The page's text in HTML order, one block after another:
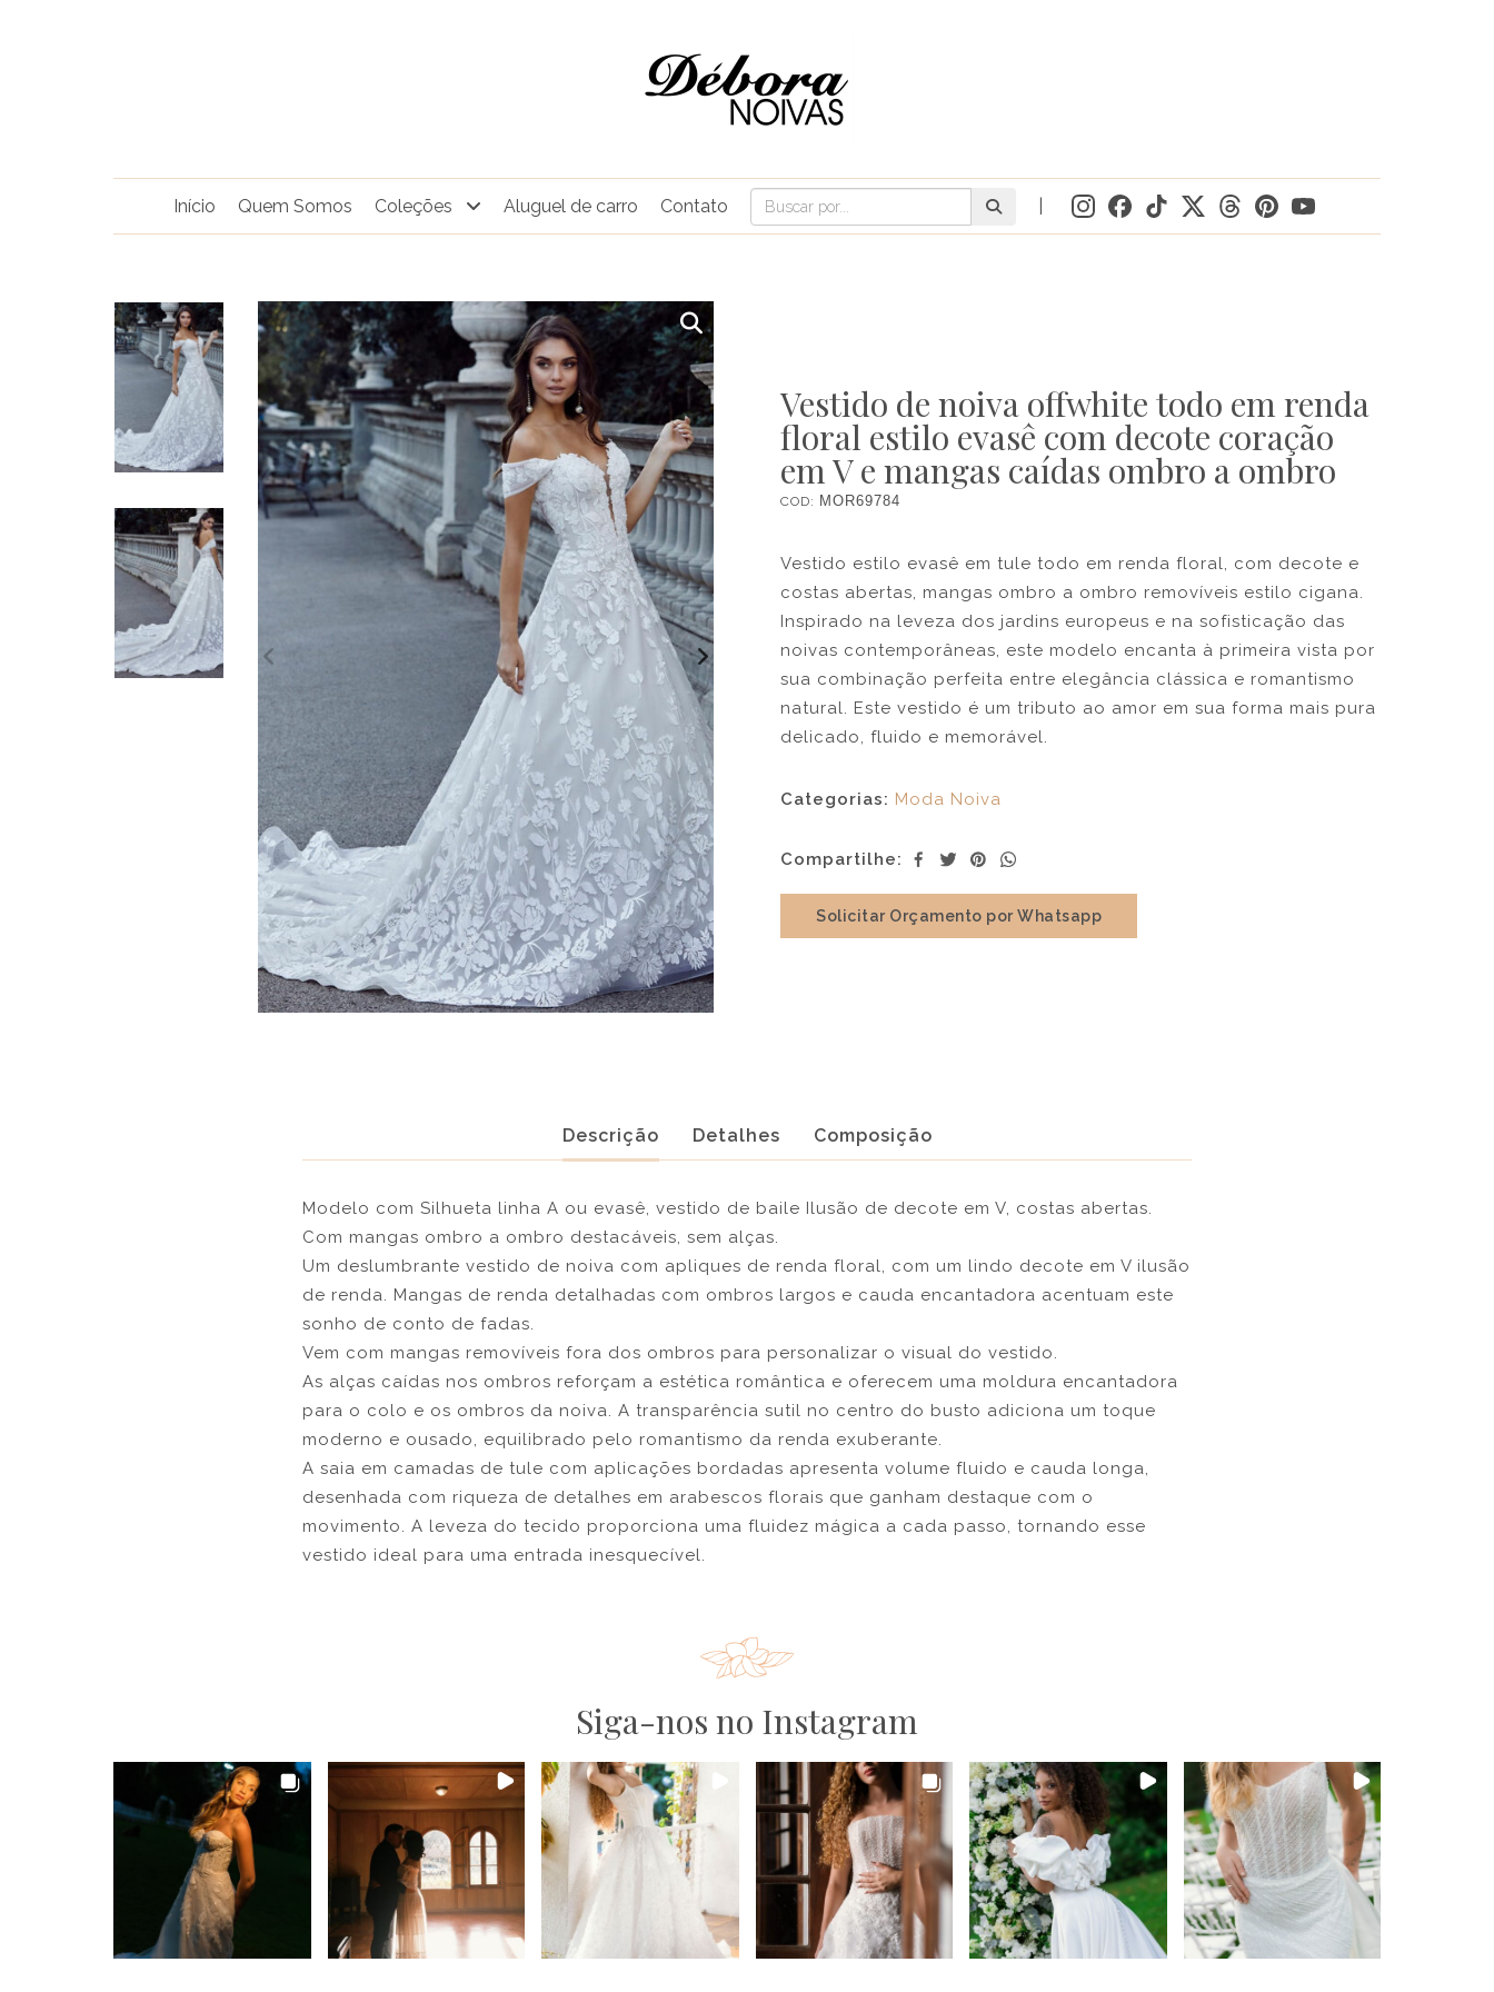
Início Quem Somos Coleções Aluguel de carro Contato
Vestido de noiva offwhite todo em renda
floral estilo evasê com decote coração
em V e mangas caídas ombro a ombro
COD: MOR69784
Vestido estilo evasê em tule todo em renda floral, com decote e
costas abertas, mangas ombro a ombro removíveis estilo cigana.
Inspirado na leveza dos jardins europeus e na sofisticação das
noivas contemporâneas, este modelo encanta à primeira vista por
sua combinação perfeita entre elegância clássica e romantismo
natural. Este vestido é um tributo ao amor em sua forma mais pura
delicado, fluido e memorável.
Categorias: Moda Noiva
Compartilhe:
Solicitar Orçamento por Whatsapp
Descrição Detalhes Composição
Modelo com Silhueta linha A ou evasê, vestido de baile Ilusão de decote em V, costas abertas.
Com mangas ombro a ombro destacáveis, sem alças.
Um deslumbrante vestido de noiva com apliques de renda floral, com um lindo decote em V ilusão
de renda. Mangas de renda detalhadas com ombros largos e cauda encantadora acentuam este
sonho de conto de fadas.
Vem com mangas removíveis fora dos ombros para personalizar o visual do vestido.
As alças caídas nos ombros reforçam a estética romântica e oferecem uma moldura encantadora
para o colo e os ombros da noiva. A transparência sutil no centro do busto adiciona um toque
moderno e ousado, equilibrado pelo romantismo da renda exuberante.
A saia em camadas de tule com aplicações bordadas apresenta volume fluido e cauda longa,
desenhada com riqueza de detalhes em arabescos florais que ganham destaque com o
movimento. A leveza do tecido proporciona uma fluidez mágica a cada passo, tornando esse
vestido ideal para uma entrada inesquecível.
Siga-nos no Instagram